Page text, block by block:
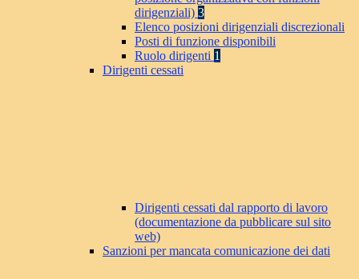
dirigenziali) 3
Elenco posizioni dirigenziali discrezionali
Posti di funzione disponibili
Ruolo dirigenti 1
Dirigenti cessati
Dirigenti cessati dal rapporto di lavoro
(documentazione da pubblicare sul sito
web)
Sanzioni per mancata comunicazione dei dati